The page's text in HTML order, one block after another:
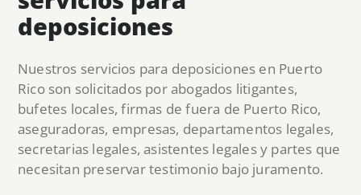
deposiciones
Nuestros servicios para deposiciones en Puerto
Rico son solicitados por abogados litigantes,
bufetes locales, firmas de fuera de Puerto Rico,
aseguradoras, empresas, departamentos legales,
secretarias legales, asistentes legales y partes que
necesitan preservar testimonio bajo juramento.